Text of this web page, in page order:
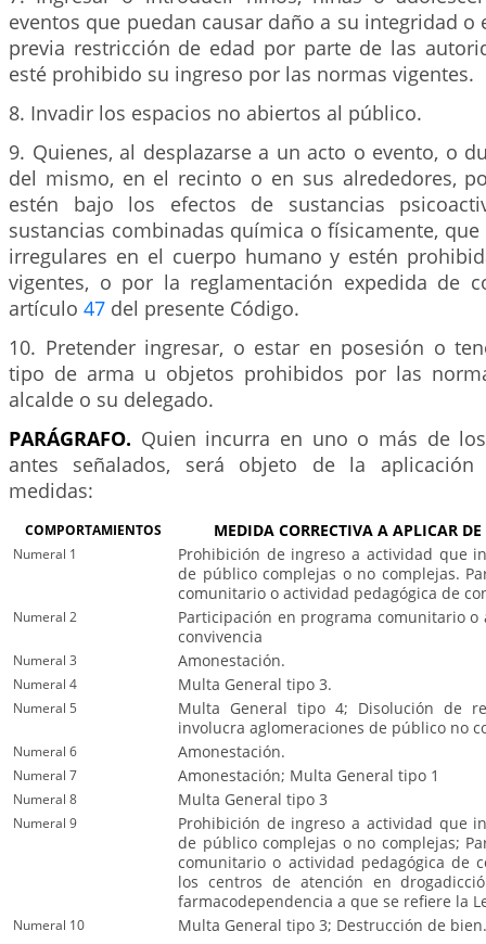
eventos que puedan causar daño a su integridad o
previa restricción de edad por parte de las
esté prohibido su ingreso por las normas vigentes.
8. Invadir los espacios no abiertos al público.
9. Quienes, al desplazarse a un acto o evento, o
del mismo, en el recinto o en sus alrededores,
estén bajo los efectos de sustancias
sustancias combinadas química o físicamente,
irregulares en el cuerpo humano y estén
vigentes, o por la reglamentación expedida de
artículo 47 del presente Código.
10. Pretender ingresar, o estar en posesión o
tipo de arma u objetos prohibidos por las
alcalde o su delegado.
PARÁGRAFO. Quien incurra en uno o más de
antes señalados, será objeto de la
medidas:
COMPORTAMIENTOS MEDIDA CORRECTIVA A APLICAR
Numeral 1
Prohibición de ingreso a actividad que
de público complejas o no complejas.
comunitario o actividad pedagógica de
Numeral 2
Participación en programa comunitario o
convivencia
Numeral 3 Amonestación.
Numeral 4 Multa General tipo 3.
Numeral 5
Multa General tipo 4; Disolución de
involucra aglomeraciones de público no
Numeral 6 Amonestación.
Numeral 7 Amonestación; Multa General tipo 1
Numeral 8 Multa General tipo 3
Numeral 9
Prohibición de ingreso a actividad que
de público complejas o no complejas;
comunitario o actividad pedagógica de
los centros de atención en
farmacodependencia a que se refiere la
Numeral 10 Multa General tipo 3; Destrucción de bien.